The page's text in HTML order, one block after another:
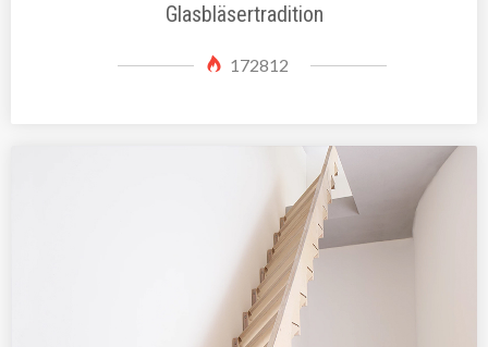
Glasbläsertradition
172812